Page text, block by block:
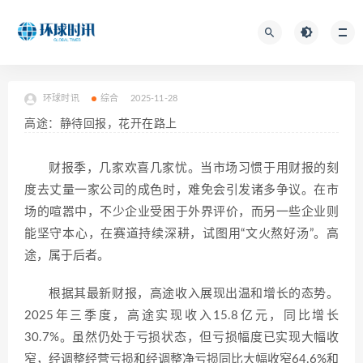
环球时讯 综合 2025-11-28
高途：静待回报，花开在路上
财报季，几家欢喜几家忧。当市场习惯于用财报的刻
度去丈量一家公司的成色时，难免会引发诸多争议。在市
场的喧嚣中，不少企业受困于外界评价，而另一些企业则
能坚守本心，在赛道持续深耕，试图用“文火熬好汤”。高
途，属于后者。
根据其最新财报，高途收入展现出温和增长的态势。
2025年三季度，高途实现收入15.8亿元，同比增长
30.7%。虽然仍处于亏损状态，但亏损幅度已实现大幅收
窄，经调整经营亏损和经调整净亏损同比大幅收窄64.6%和